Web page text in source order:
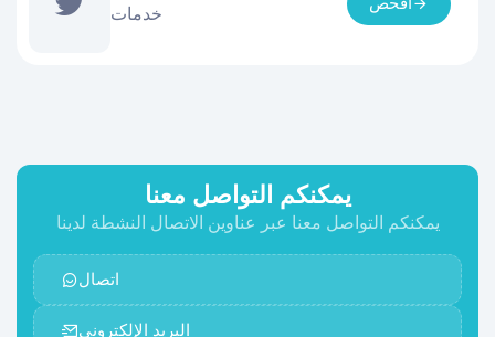
خدمات
افحص
يمكنكم التواصل معنا
يمكنكم التواصل معنا عبر عناوين الاتصال النشطة لدينا
اتصال
البريد الإلكتروني